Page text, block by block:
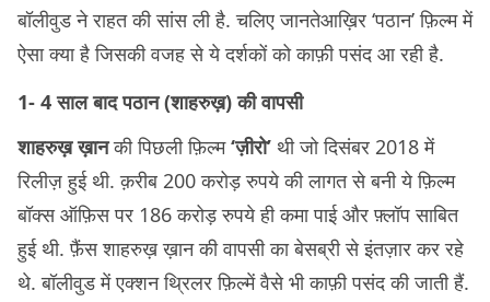
बॉलीवुड ने राहत की सांस ली है. चलिए जानतेआख़िर ‘पठान’ फ़िल्म में
ऐसा क्या है जिसकी वजह से ये दर्शकों को काफ़ी पसंद आ रही है.
1- 4 साल बाद पठान (शाहरुख़)की वापसी
शाहरुख़ ख़ानकी पिछली फ़िल्म‘ज़ीरो’ थी जो दिसंबर 2018 में
रिलीज़ हुई थी. क़रीब 200 करोड़ रुपये की लागत से बनी ये फ़िल्म
बॉक्स ऑफ़िस पर 186 करोड़ रुपये ही कमा पाई और फ़्लॉप साबित
हुई थी. फ़ैंस शाहरुख़ ख़ान की वापसी का बेसब्री से इंतज़ार कर रहे
थे. बॉलीवुड में एक्शन थ्रिलर फ़िल्में वैसे भी काफ़ी पसंद की जाती हैं.